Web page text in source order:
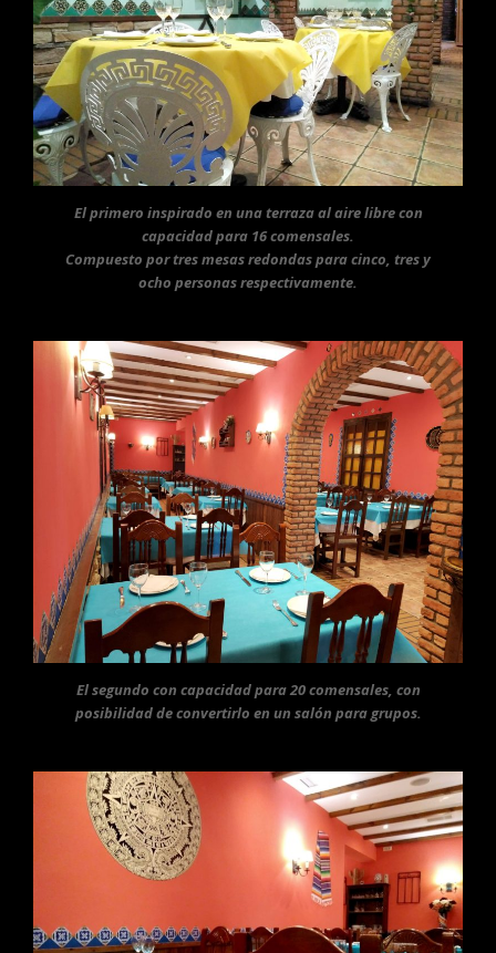
El primero inspirado en una terraza al aire libre con
capacidad para 16 comensales.
Compuesto por tres mesas redondas para cinco, tres y
ocho personas respectivamente.
El segundo con capacidad para 20 comensales, con
posibilidad de convertirlo en un salón para grupos.